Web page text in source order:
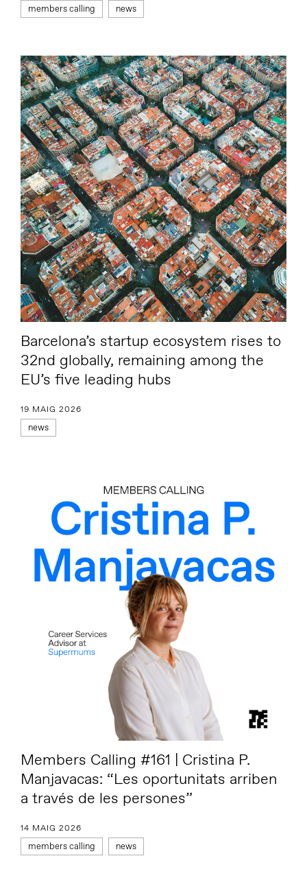
members calling news
Barcelona’s startup ecosystem rises to
32nd globally, remaining among the
EU’s five leading hubs
19 MAIG 2026
news
Members Calling #161 | Cristina P.
Manjavacas: “Les oportunitats arriben
a través de les persones”
14 MAIG 2026
members calling news